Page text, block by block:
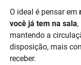
O ideal é pensar em
você já tem na sala
mantendo a
disposição, mais
receber.